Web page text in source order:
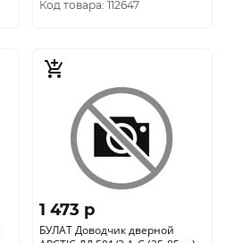
Код товара: 112647
1 473 p
БУЛАТ Доводчик дверной